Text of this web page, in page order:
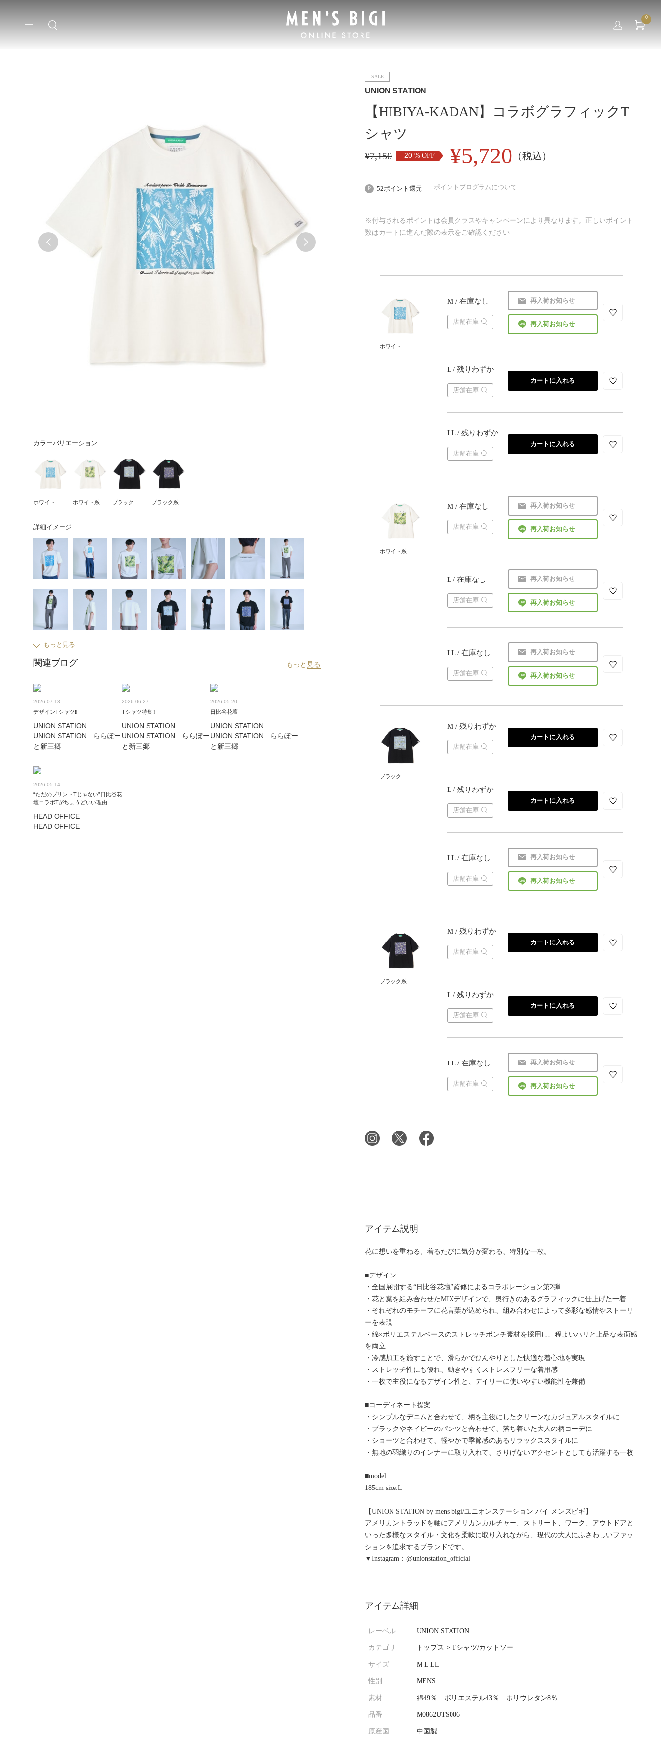
0
カラーバリエーション
ホワイト ホワイト系 ブラック ブラック系
詳細イメージ
もっと見る
関連ブログ もっと 見る
2026.07.13
デザインTシャツ‼︎
UNION STATION
UNION STATION ららぽー
と新三郷
2026.06.27
Tシャツ特集‼︎
UNION STATION
UNION STATION ららぽー
と新三郷
2026.05.20
日比谷花壇
UNION STATION
UNION STATION ららぽー
と新三郷
2026.05.14
“ただのプリントTじゃない”日比谷花
壇コラボTがちょうどいい理由
HEAD OFFICE
HEAD OFFICE
SALE
UNION STATION
【HIBIYA-KADAN】コラボグラフィックT
シャツ
¥7,150 20% OFF ¥5,720 （税込）
52ポイント還元 ポイントプログラムについて
※付与されるポイントは会員クラスやキャンペーンにより異なります。正しいポイント
数はカートに進んだ際の表示をご確認ください
ホワイト
M / 在庫なし
店舗在庫
再入荷お知らせ
再入荷お知らせ
L / 残りわずか
店舗在庫
カートに入れる
LL / 残りわずか
店舗在庫
カートに入れる
ホワイト系
M / 在庫なし
店舗在庫
再入荷お知らせ
再入荷お知らせ
L / 在庫なし
店舗在庫
再入荷お知らせ
再入荷お知らせ
LL / 在庫なし
店舗在庫
再入荷お知らせ
再入荷お知らせ
ブラック
M / 残りわずか
店舗在庫
カートに入れる
L / 残りわずか
店舗在庫
カートに入れる
LL / 在庫なし
店舗在庫
再入荷お知らせ
再入荷お知らせ
ブラック系
M / 残りわずか
店舗在庫
カートに入れる
L / 残りわずか
店舗在庫
カートに入れる
LL / 在庫なし
店舗在庫
再入荷お知らせ
再入荷お知らせ
アイテム説明
花に想いを重ねる。着るたびに気分が変わる、特別な一枚。
■デザイン
・全国展開する“日比谷花壇”監修によるコラボレーション第2弾
・花と葉を組み合わせたMIXデザインで、奥行きのあるグラフィックに仕上げた一着
・それぞれのモチーフに花言葉が込められ、組み合わせによって多彩な感情やストーリ
ーを表現
・綿×ポリエステルベースのストレッチポンチ素材を採用し、程よいハリと上品な表面感
を両立
・冷感加工を施すことで、滑らかでひんやりとした快適な着心地を実現
・ストレッチ性にも優れ、動きやすくストレスフリーな着用感
・一枚で主役になるデザイン性と、デイリーに使いやすい機能性を兼備
■コーディネート提案
・シンプルなデニムと合わせて、柄を主役にしたクリーンなカジュアルスタイルに
・ブラックやネイビーのパンツと合わせて、落ち着いた大人の柄コーデに
・ショーツと合わせて、軽やかで季節感のあるリラックススタイルに
・無地の羽織りのインナーに取り入れて、さりげないアクセントとしても活躍する一枚
■model
185cm size:L
【UNION STATION by mens bigi/ユニオンステーション バイ メンズビギ】
アメリカントラッドを軸にアメリカンカルチャー、ストリート、ワーク、アウトドアと
いった多様なスタイル・文化を柔軟に取り入れながら、現代の大人にふさわしいファッ
ションを追求するブランドです。
▼Instagram：@unionstation_official
アイテム詳細
レーベル UNION STATION
カテゴリ トップス > Tシャツ/カットソー
サイズ M L LL
性別 MENS
素材 綿49％ ポリエステル43％ ポリウレタン8％
品番 M0862UTS006
原産国 中国製